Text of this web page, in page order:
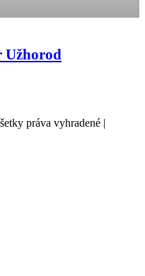
Užhorod
práva vyhradené |